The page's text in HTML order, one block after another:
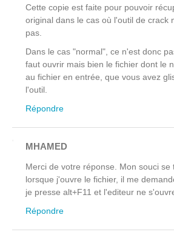
Cette copie est faite pour pouvoir
original dans le cas où l'outil de crack
pas.
Dans le cas "normal", ce n'est donc
faut ouvrir mais bien le fichier dont le
au fichier en entrée, que vous avez
l'outil.
Répondre
MHAMED
Merci de votre réponse. Mon souci se
lorsque j'ouvre le fichier, il me
je presse alt+F11 et l'editeur ne
Répondre